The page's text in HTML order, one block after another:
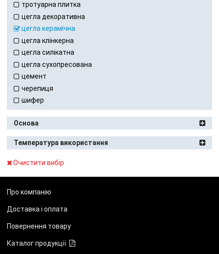
тротуарна плитка
цегла декоративна
цегла керамічна
цегла клінкерна
цегла силікатна
цегла сухопресована
цемент
черепиця
шифер
Основа
Температура використання
Очистити вибір
Про компанію
Доставка і оплата
Повернення товару
Каталог продукції